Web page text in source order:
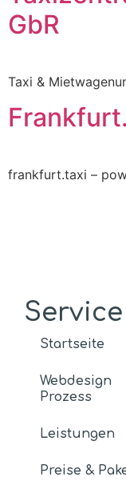
GbR
Taxi &
frankfurt.taxi –
Service
Startseite
Webdesign
Prozess
Leistungen
Preise &